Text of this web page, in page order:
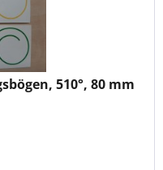
510°, 80 mm